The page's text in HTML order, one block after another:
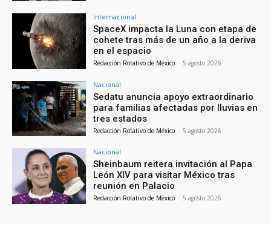
Internacional
SpaceX impacta la Luna con etapa de
cohete tras más de un año a la deriva
en el espacio
Redacción Rotativo de México - 5 agosto 2026
Nacional
Sedatu anuncia apoyo extraordinario
para familias afectadas por lluvias en
tres estados
Redacción Rotativo de México - 5 agosto 2026
Nacional
Sheinbaum reitera invitación al Papa
León XIV para visitar México tras
reunión en Palacio
Redacción Rotativo de México - 5 agosto 2026